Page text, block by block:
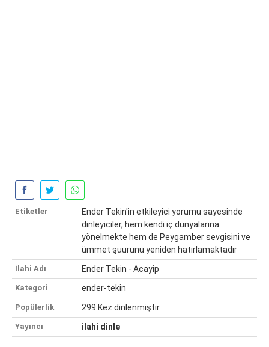
Etiketler
Ender Tekin'in etkileyici yorumu sayesinde
dinleyiciler, hem kendi iç dünyalarına
yönelmekte hem de Peygamber sevgisini ve
ümmet şuurunu yeniden hatırlamaktadır
İlahi Adı Ender Tekin - Acayip
Kategori ender-tekin
Popülerlik 299 Kez dinlenmiştir
Yayıncı ilahi dinle